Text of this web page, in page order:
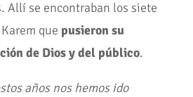
Allí se encontraban los siete
que pusieron su
de Dios y del público.
años nos hemos ido